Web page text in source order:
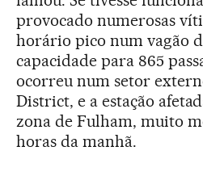
provocado numerosas
horário pico num vagão
capacidade para 865
ocorreu num setor
District, e a estação
zona de Fulham, muito
horas da manhã.